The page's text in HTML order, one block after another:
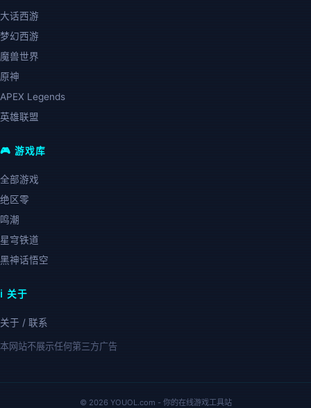
大话西游
梦幻西游
魔兽世界
原神
APEX Legends
英雄联盟
🎮 游戏库
全部游戏
绝区零
鸣潮
星穹铁道
黑神话悟空
ℹ️ 关于
关于 / 联系
本网站不展示任何第三方广告
© 2026 YOUOL.com - 你的在线游戏工具站